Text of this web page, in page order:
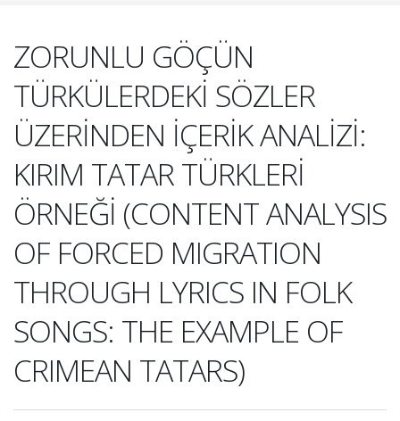
ZORUNLU GÖÇÜN
TÜRKÜLERDEKİ SÖZLER
ÜZERİNDEN İÇERİK ANALİZİ:
KIRIM TATAR TÜRKLERİ
ÖRNEĞİ (CONTENT ANALYSIS
OF FORCED MIGRATION
THROUGH LYRICS IN FOLK
SONGS: THE EXAMPLE OF
CRIMEAN TATARS)